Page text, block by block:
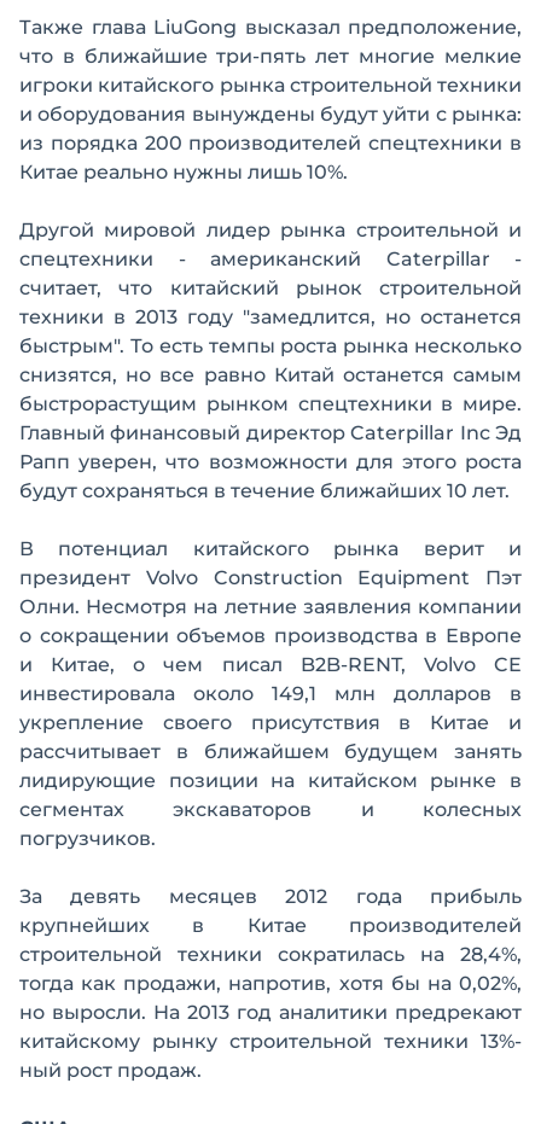
Также глава LiuGong высказал предположение,
что в ближайшие три-пять лет многие мелкие
игроки китайского рынка строительной техники
и оборудования вынуждены будут уйти с рынка:
из порядка 200 производителей спецтехники в
Китае реально нужны лишь 10%.
Другой мировой лидер рынка строительной и
спецтехники - американский Caterpillar -
считает, что китайский рынок строительной
техники в 2013 году "замедлится, но останется
быстрым". То есть темпы роста рынка несколько
снизятся, но все равно Китай останется самым
быстрорастущим рынком спецтехники в мире.
Главный финансовый директор Caterpillar Inc Эд
Рапп уверен, что возможности для этого роста
будут сохраняться в течение ближайших 10 лет.
В потенциал китайского рынка верит и
президент Volvo Construction Equipment Пэт
Олни. Несмотря на летние заявления компании
о сокращении объемов производства в Европе
и Китае, о чем писал B2B-RENT, Volvo CE
инвестировала около 149,1 млн долларов в
укрепление своего присутствия в Китае и
рассчитывает в ближайшем будущем занять
лидирующие позиции на китайском рынке в
сегментах экскаваторов и колесных
погрузчиков.
За девять месяцев 2012 года прибыль
крупнейших в Китае производителей
строительной техники сократилась на 28,4%,
тогда как продажи, напротив, хотя бы на 0,02%,
но выросли. На 2013 год аналитики предрекают
китайскому рынку строительной техники 13%-
ный рост продаж.